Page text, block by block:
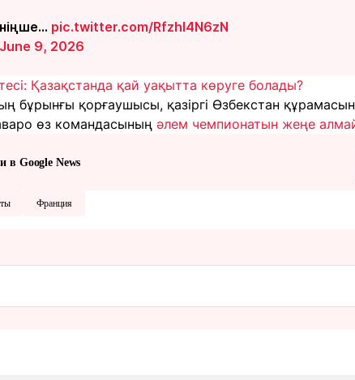
pic.twitter.com/RfzhI4N6zN
June 9, 2026
Қазақстанда қай уақытта көруге болады?
бұрынғы қорғаушысы, қазіргі Өзбекстан
өз командасының әлем чемпионатын жеңе
в Google News
Франция